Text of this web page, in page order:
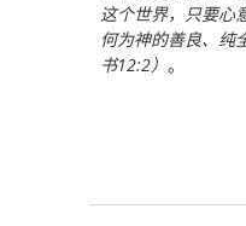
这个世界，只要心
何为神的善良、纯
书12:2） 。